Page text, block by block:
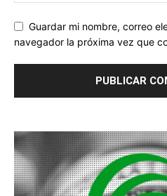
Guardar mi nombre, correo
navegador la próxima vez que